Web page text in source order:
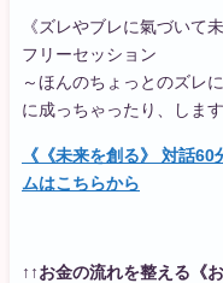
《ズレやブレに氣づいて
フリーセッション
～ほんのちょっとのズレ
に成っちゃったり、しま
《《未来を創る》 対話
ムはこちらから
↑↑お金の流れを整える《